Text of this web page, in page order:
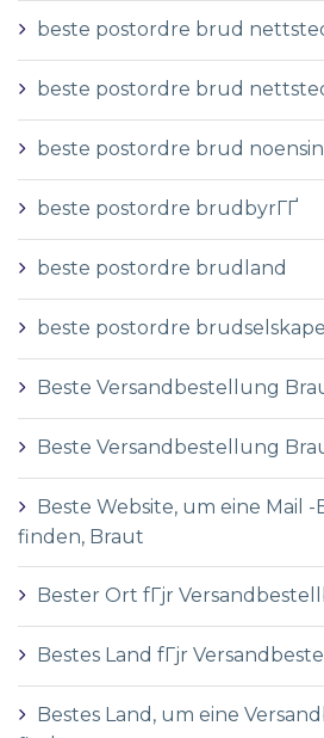
beste postordre brud
beste postordre brud
beste postordre brud
beste postordre brudbyrГҐ
beste postordre brudland
beste postordre
Beste Versandbestellung
Beste Versandbestellung
Beste Website, um eine Mail
finden, Braut
Bester Ort fГјr
Bestes Land fГјr
Bestes Land, um eine